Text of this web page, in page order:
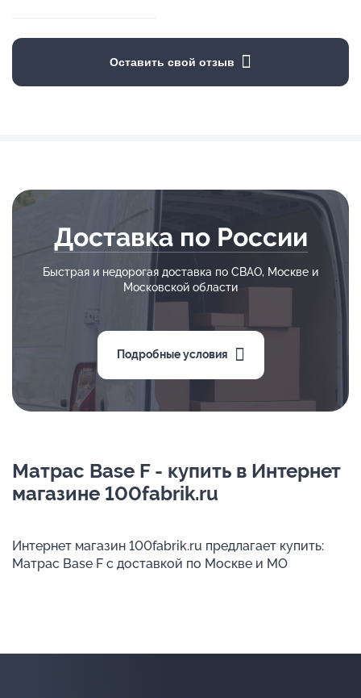
Оставить свой отзыв
Доставка по России
Быстрая и недорогая доставка по СВАО, Москве и
Московской области
Подробные условия
Матрас Base F - купить в Интернет
магазине 100fabrik.ru
Интернет магазин 100fabrik.ru предлагает купить:
Матрас Base F с доставкой по Москве и МО